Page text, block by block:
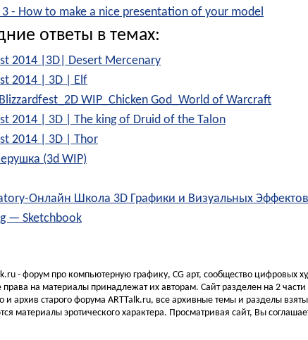
3 - How to make a nice presentation of your model
ответы в темах:
2014 |3D| Desert Mercenary
2014 | 3D | Elf
WIP_Chicken God_World of Warcraft
2014 | 3D | The king of Druid of the Talon
2014 | 3D | Thor
(3d WIP)
Онлайн Школа 3D Графики и Визуальных Эффектов
— Sketchbook
- форум про компьютерную графику, CG арт, сообщество цифровых
на материалы принадлежат их авторам. Сайт разделен на 2
и архив старого форума ARTTalk.ru, все архивные темы и разделы
материалы эротического характера. Просматривая сайт, Вы